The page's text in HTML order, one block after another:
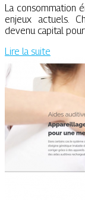
La consommation
enjeux actuels.
devenu capital
Lire la suite